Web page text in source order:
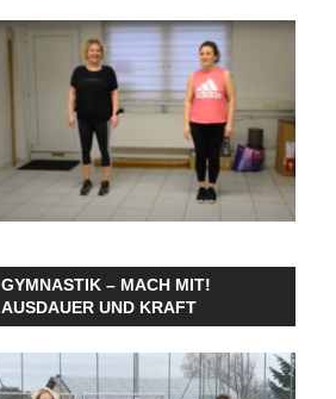
GYMNASTIK – MACH MIT!
AUSDAUER UND KRAFT